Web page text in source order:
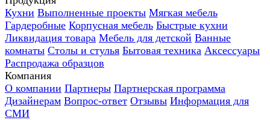
Кухни Выполненные проекты Мягкая мебель
Гардеробные Корпусная мебель Быстрые кухни
Ликвидация товара Мебель для детской Ванные
комнаты Столы и стулья Бытовая техника Аксессуары
Распродажа образцов
Компания
О компании Партнеры Партнерская программа
Дизайнерам Вопрос-ответ Отзывы Информация для
СМИ